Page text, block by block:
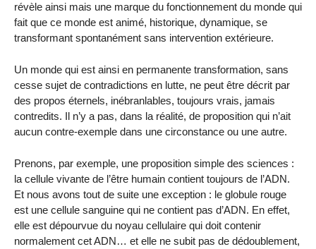
révèle ainsi mais une marque du fonctionnement du monde qui
fait que ce monde est animé, historique, dynamique, se
transformant spontanément sans intervention extérieure.
Un monde qui est ainsi en permanente transformation, sans
cesse sujet de contradictions en lutte, ne peut être décrit par
des propos éternels, inébranlables, toujours vrais, jamais
contredits. Il n’y a pas, dans la réalité, de proposition qui n’ait
aucun contre-exemple dans une circonstance ou une autre.
Prenons, par exemple, une proposition simple des sciences :
la cellule vivante de l’être humain contient toujours de l’ADN.
Et nous avons tout de suite une exception : le globule rouge
est une cellule sanguine qui ne contient pas d’ADN. En effet,
elle est dépourvue du noyau cellulaire qui doit contenir
normalement cet ADN… et elle ne subit pas de dédoublement,